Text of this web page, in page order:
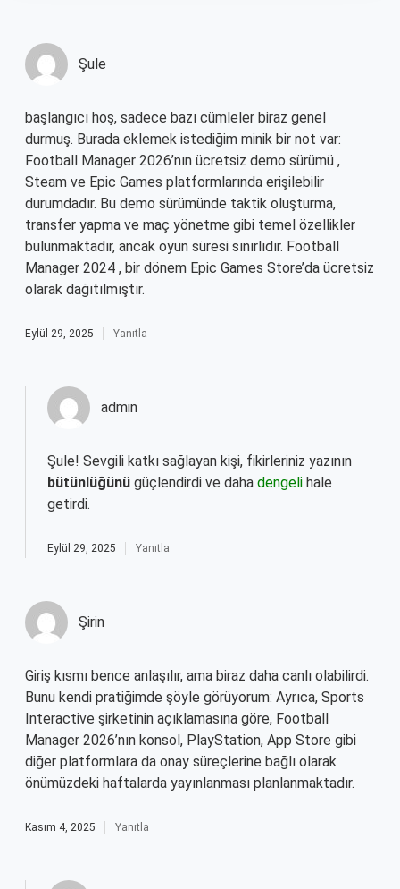
Şule
başlangıcı hoş, sadece bazı cümleler biraz genel
durmuş. Burada eklemek istediğim minik bir not var:
Football Manager 2026’nın ücretsiz demo sürümü ,
Steam ve Epic Games platformlarında erişilebilir
durumdadır. Bu demo sürümünde taktik oluşturma,
transfer yapma ve maç yönetme gibi temel özellikler
bulunmaktadır, ancak oyun süresi sınırlıdır. Football
Manager 2024 , bir dönem Epic Games Store’da ücretsiz
olarak dağıtılmıştır.
Eylül 29, 2025 Yanıtla
admin
Şule! Sevgili katkı sağlayan kişi, fikirleriniz yazının
bütünlüğünü güçlendirdi ve daha dengeli hale
getirdi.
Eylül 29, 2025 Yanıtla
Şirin
Giriş kısmı bence anlaşılır, ama biraz daha canlı olabilirdi.
Bunu kendi pratiğimde şöyle görüyorum: Ayrıca, Sports
Interactive şirketinin açıklamasına göre, Football
Manager 2026’nın konsol, PlayStation, App Store gibi
diğer platformlara da onay süreçlerine bağlı olarak
önümüzdeki haftalarda yayınlanması planlanmaktadır.
Kasım 4, 2025 Yanıtla